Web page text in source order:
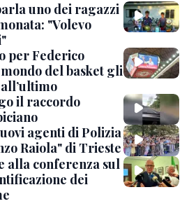
uno dei ragazzi
"Volevo
per Federico
del basket gli
il raccordo
agenti di Polizia
Raiola" di Trieste
alla conferenza sul
dei